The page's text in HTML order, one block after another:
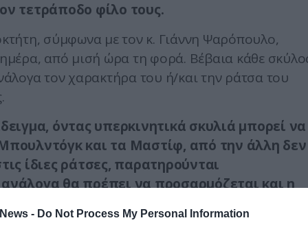
- Do Not Process My Personal Information
τετράποδο φίλο τους.
σύμφωνα με τον κ. Γιάννη Ψαρόπουλο,
ημέρα, από μισή ώρα τη φορά. Βέβαια κάθε
τον χαρακτήρα του ή/και την ράτσα του
όντας υπερκινητικά σκυλιά μπορεί να
και τα Μαστίφ, από την άλλη δεν
ίδιες ράτσες, παρατηρούνται
θα πρέπει να προσαρμόζεται και η